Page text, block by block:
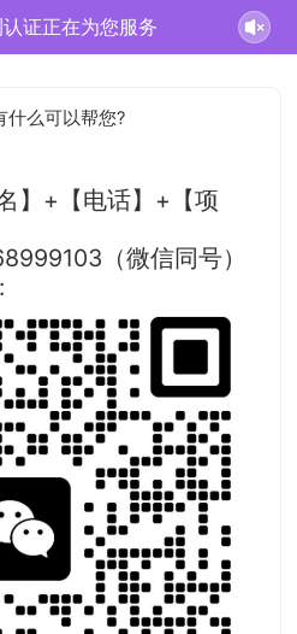
证正在为您服务
什么可以帮您?
】+【电话】+【项
（微信同号）